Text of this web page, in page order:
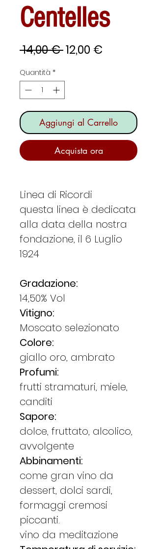
Centelles
14,00 € Prezzo
12,00 €
Quantità *
Aggiungi al Carrello
Acquista ora
Linea di Ricordi
questa linea è dedicata
alla data della nostra
fondazione, il 6 Luglio
1924
Gradazione:
14,50% Vol
Vitigno:
Moscato selezionato
Colore:
giallo oro, ambrato
Profumi:
frutti stramaturi, miele,
canditi
Sapore:
dolce, fruttato, alcolico,
avvolgente
Abbinamenti:
come gran vino da
dessert, dolci sardi,
formaggi cremosi
piccanti.
vino da meditazione